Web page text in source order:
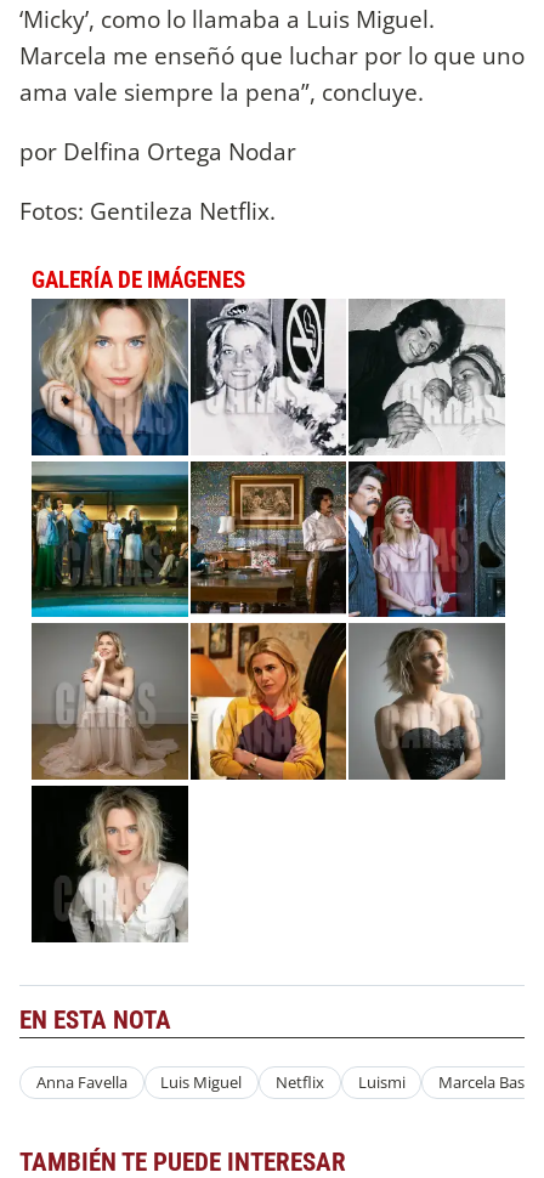
‘Micky’, como lo llamaba a Luis Miguel.
Marcela me enseñó que luchar por lo que uno
ama vale siempre la pena”, concluye.
por Delfina Ortega Nodar
Fotos: Gentileza Netflix.
GALERÍA DE IMÁGENES
EN ESTA NOTA
Anna Favella Luis Miguel Netflix Luismi Marcela
TAMBIÉN TE PUEDE INTERESAR